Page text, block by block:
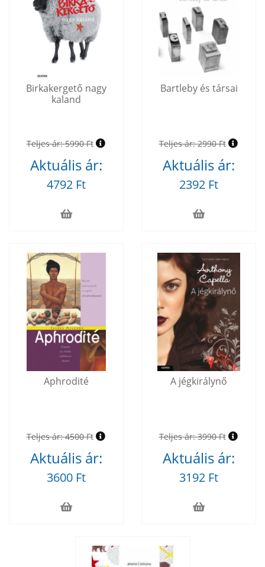
Birkakergető nagy
kaland
Teljes ár:5990 Ft
Aktuális ár:
4792 Ft
Bartleby és társai
Teljes ár:2990 Ft
Aktuális ár:
2392 Ft
Aphrodité
Teljes ár:4500 Ft
Aktuális ár:
3600 Ft
A jégkirálynő
Teljes ár:3990 Ft
Aktuális ár:
3192 Ft